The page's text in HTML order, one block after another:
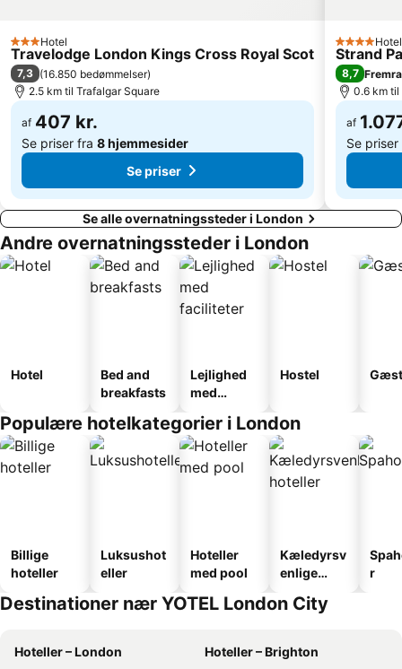
Westminster
The City
Euston Station
Buckingham Palace
Trafalgar Square
ExCeL
3 Stjerner
Hotel
Travelodge London Kings Cross Royal Scot
7,3 (16.850 bedømmelser)
2.5 km til Trafalgar Square
af 407 kr.
Se priser fra 8 hjemmesider
Se priser
4 Stjerner
Hotel
Strand
8,7
0.6 km til
af
Se
Se alle overnatningssteder i London
Andre overnatningssteder i London
Hotel
Bed and
breakfasts
Lejlighed
med
Hostel
Populære hotelkategorier i London
Billige
hoteller
Luksushot
eller
Hoteller
med pool
Kæledyrsv
enlige
r
Destinationer nær YOTEL London City
Hoteller – London
Hoteller – Brighton